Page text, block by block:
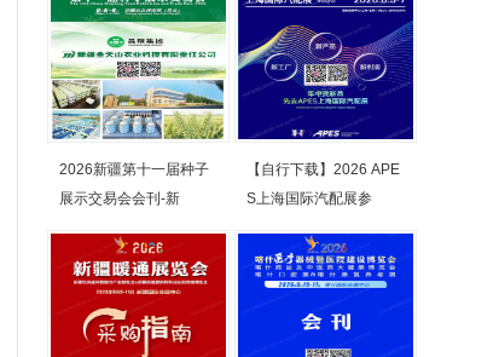
2026新疆第十一届种子
展示交易会会刊-新
【自行下载】2026 APE
S上海国际汽配展参